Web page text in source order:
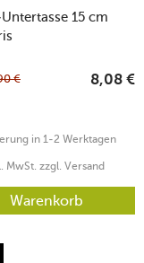
15 cm
in 1-2 Werktagen
€ 8,08 €
MwSt. zzgl. Versand
Warenkorb